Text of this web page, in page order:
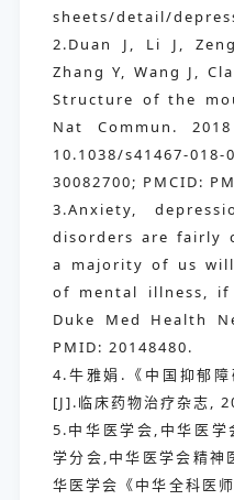
sheets/detail/
2.Duan J, Li J,
Zhang Y, Wang J,
Structure of the
Nat Commun.
10.1038/
30082700; PMCID:
3.Anxiety,
disorders are fairly
a majority of us
of mental illness,
Duke Med Health
PMID: 20148480.
4.牛雅娟.《中国抑郁
[J].临床药物治疗杂志,
5.中华医学会,中华医学
学分会,中华医学会精神
华医学会《中华全科医